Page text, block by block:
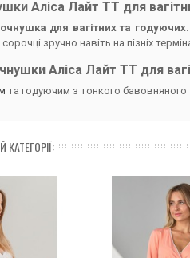
Аліса Лайт TT для
для вагітних та годуючих.
сорочці зручно навіть на пізніх
Аліса Лайт TT для
та годуючим з тонкого
КАТЕГОРІЇ: